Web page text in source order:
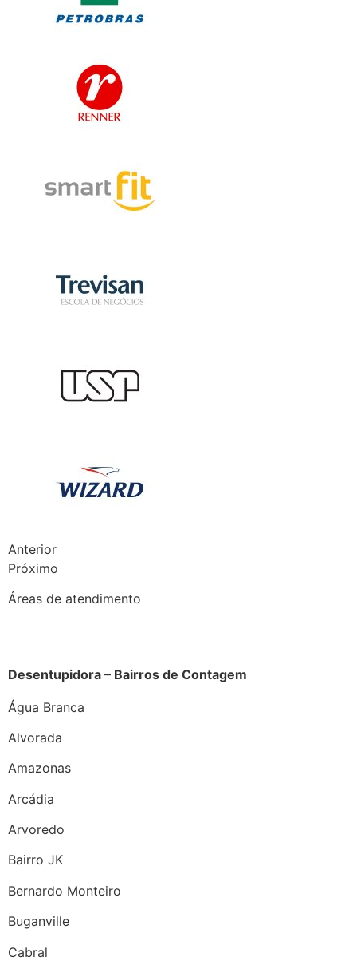
Anterior
Próximo
Áreas de atendimento
Desentupidora – Bairros de Contagem
Água Branca
Alvorada
Amazonas
Arcádia
Arvoredo
Bairro JK
Bernardo Monteiro
Buganville
Cabral